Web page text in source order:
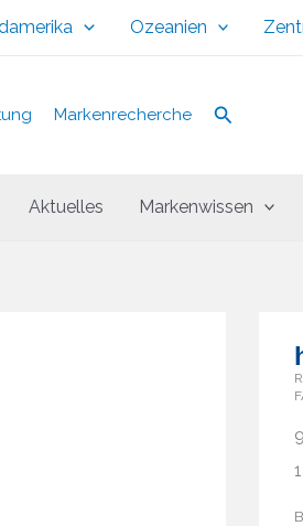
Ozeanien
Markenrecherche Suchen
Aktuelles Markenwissen